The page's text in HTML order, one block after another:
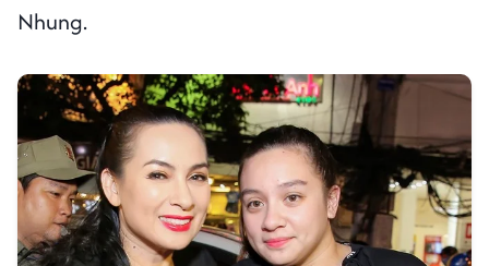
Nhung.